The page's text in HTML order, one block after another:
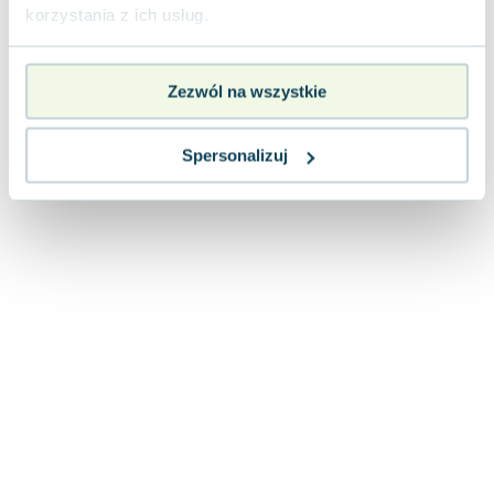
korzystania z ich usług.
Zezwól na wszystkie
Spersonalizuj
Lorraine Warren
Lucinda Riley